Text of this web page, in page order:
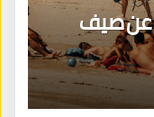
عن صيف